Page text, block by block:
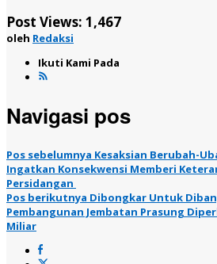
Post Views: 1,467
oleh Redaksi
Ikuti Kami Pada
Navigasi pos
Pos sebelumnya Kesaksian Berubah-
Ingatkan Konsekwensi Memberi
Persidangan
Pos berikutnya Dibongkar Untuk
Pembangunan Jembatan Prasung
Miliar